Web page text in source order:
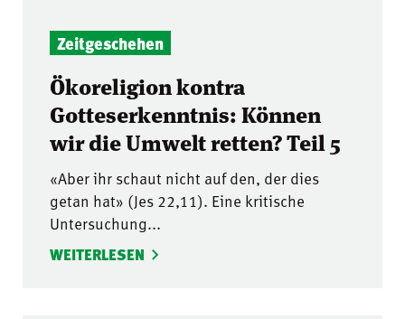
Zeitgeschehen
Ökoreligion kontra
Gotteserkenntnis: Können
wir die Umwelt retten? Teil 5
«Aber ihr schaut nicht auf den, der dies
getan hat» (Jes 22,11). Eine kritische
Untersuchung...
WEITERLESEN